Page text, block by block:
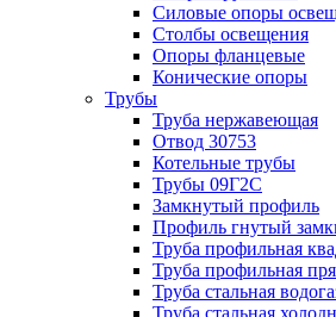
Силовые опоры
Столбы освещения
Опоры фланцевые
Конические опоры
Трубы
Труба нержавеющая
Отвод 30753
Котельные трубы
Трубы 09Г2С
Замкнутый профиль
Профиль гнутый
Труба профильная
Труба профильная
Труба стальная
Труба стальная